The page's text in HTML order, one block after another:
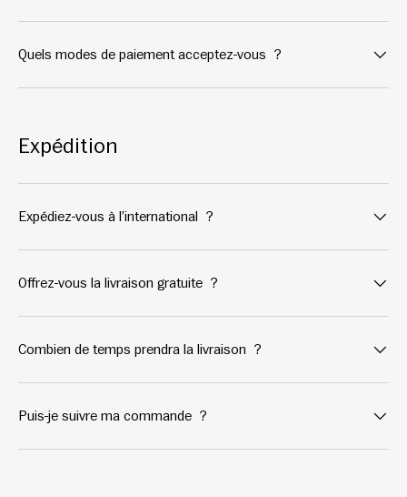
Quels modes de paiement acceptez-vous ?
Expédition
Expédiez-vous à l’international ?
Offrez-vous la livraison gratuite ?
Combien de temps prendra la livraison ?
Puis-je suivre ma commande ?